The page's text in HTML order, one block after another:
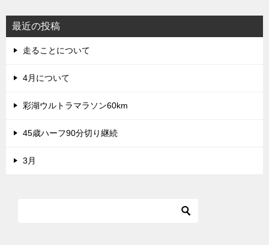
最近の投稿
走ることについて
4月について
彩湖ウルトラマラソン60km
45歳ハーフ90分切り継続
3月